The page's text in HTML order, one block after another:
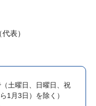
表）
（土曜日、日曜日、祝
1月3日）を除く）